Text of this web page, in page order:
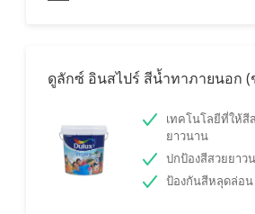
ดูลักซ์ อินสไปร์ สีน้ำทาภายนอก (
เทคโนโลยีที่ให้สี
ยาวนาน
ปกป้องสีสวยยาว
ป้องกันสีหลุดล่อน